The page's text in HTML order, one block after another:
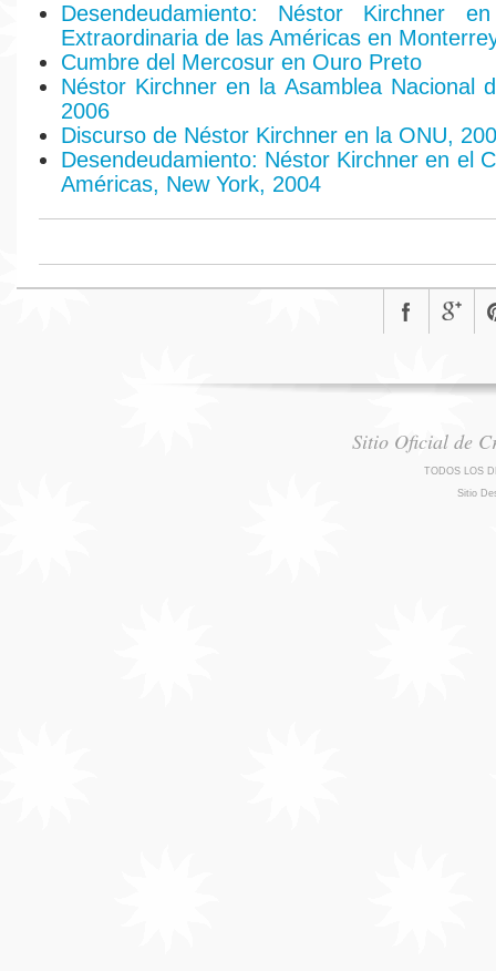
Desendeudamiento: Néstor Kirchner
Extraordinaria de las Américas en
Cumbre del Mercosur en Ouro Preto
Néstor Kirchner en la Asamblea Nacional
2006
Discurso de Néstor Kirchner en la ONU,
Desendeudamiento: Néstor Kirchner en el
Américas, New York, 2004
Sitio Oficial de
TODOS LOS
Sitio